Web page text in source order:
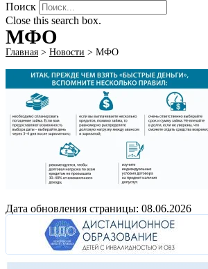
Поиск
Close this search box.
МФО
Главная > Новости > МФО
Дата обновления страницы: 08.06.2026